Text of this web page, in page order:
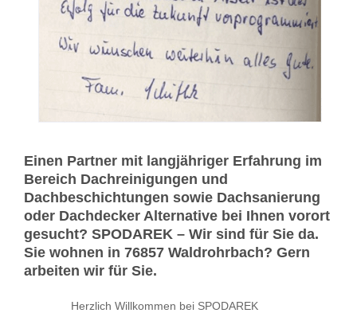
Einen Partner mit langjähriger Erfahrung im
Bereich Dachreinigungen und
Dachbeschichtungen sowie Dachsanierung
oder Dachdecker Alternative bei Ihnen vorort
gesucht? SPODAREK – Wir sind für Sie da.
Sie wohnen in 76857 Waldrohrbach? Gern
arbeiten wir für Sie.
Herzlich Willkommen bei SPODAREK